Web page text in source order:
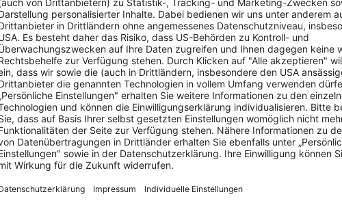
ÖAMTC: Spritpreise im Juni deutlich gesunken
Auto Energiemarkt Kraftstoffe
Niedrigere Erdölpreise kamen bei Konsument:innen nicht vollständig an